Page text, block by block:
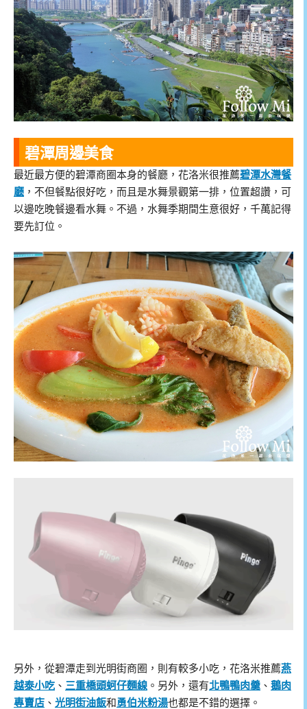
碧潭周邊美食
最近最方便的碧潭商圈本身的餐廳，花洛米很推薦碧潭水灣餐
廳 ，不但餐點很好吃，而且是水舞景觀第一排，位置超讚，可
以邊吃晚餐邊看水舞。不過，水舞季期間生意很好，千萬記得
要先訂位。
另外，從碧潭走到光明街商圈，則有較多小吃，花洛米推薦燕
越泰小吃 、 三重橋頭蚵仔麵線 。另外，還有北鴨鴨肉羹 、 鵝肉
專賣店 、 光明街油飯和勇伯米粉湯也都是不錯的選擇。